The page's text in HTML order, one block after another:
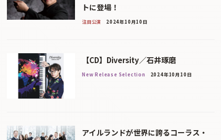
トに登場！
注目公演 2024年10月10日
【CD】Diversity／石井琢磨
New Release Selection 2024年10月10日
アイルランドが世界に誇るコーラス・